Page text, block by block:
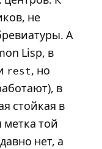
не
А
Lisp, в
rest, но
в
стойкая в
той
нет, а